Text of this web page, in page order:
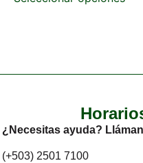
¿Necesitas ayuda?
(+503) 2501 7100